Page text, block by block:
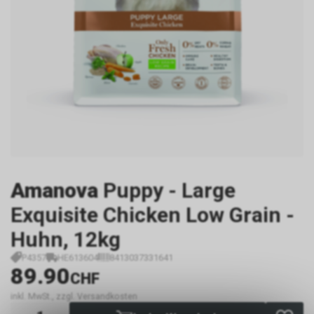
Amanova Puppy - Large
Exquisite Chicken Low Grain -
Huhn, 12kg
P4357 HE613604 8413037331641
89.90CHF
inkl. MwSt., zzgl. Versandkosten